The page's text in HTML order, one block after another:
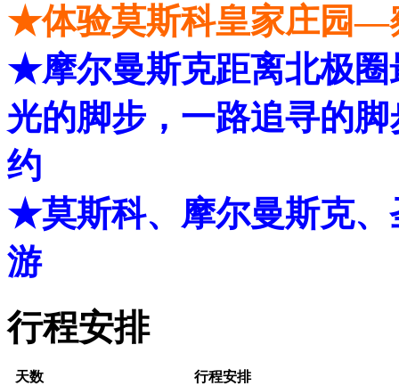
★体验莫斯科皇家庄园—
★摩尔曼斯克距离北极圈
光的脚步，一路追寻的
约
★莫斯科、摩尔曼斯克、
游
行程安排
天数
行程安排